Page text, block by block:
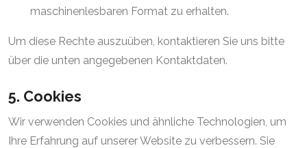
maschinenlesbaren Format zu erhalten.
Um diese Rechte auszuüben, kontaktieren Sie uns bitte
über die unten angegebenen Kontaktdaten.
5. Cookies
Wir verwenden Cookies und ähnliche Technologien, um
Ihre Erfahrung auf unserer Website zu verbessern. Sie